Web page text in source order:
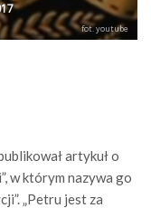
fot. youtube
artykuł o
w którym nazywa go
„Petru jest za